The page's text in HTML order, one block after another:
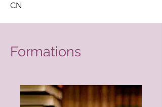
CN
Formations